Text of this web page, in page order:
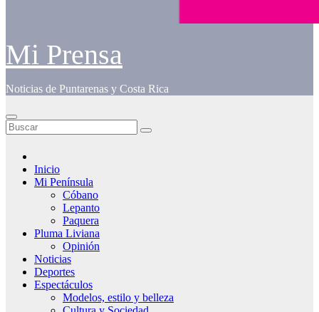
Mi Prensa
Noticias de Puntarenas y Costa Rica
Inicio
Mi Península
Cóbano
Lepanto
Paquera
Pluma Liviana
Opinión
Noticias
Deportes
Espectáculos
Modelos, estilo y belleza